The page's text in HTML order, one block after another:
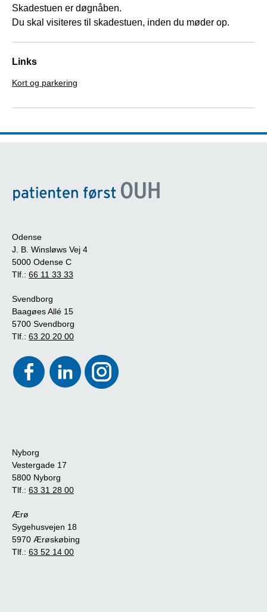
Links
Kort og parkering
Skadestuen er døgnåben.
Du skal visiteres til skadestuen, inden du møder op.
Odense
J. B. Winsløws Vej 4
5000 Odense C
Tlf.: 66 11 33 33
Svendborg
Baagøes Allé 15
5700 Svendborg
Tlf.: 63 20 20 00
Nyborg
Vestergade 17
5800 Nyborg
Tlf.: 63 31 28 00
Ærø
Sygehusvejen 18
5970 Ærøskøbing
Tlf.: 63 52 14 00